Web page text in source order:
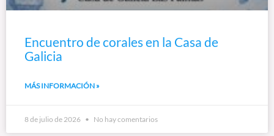
Encuentro de corales en la Casa de
Galicia
MÁS INFORMACIÓN »
8 de julio de 2026 No hay comentarios